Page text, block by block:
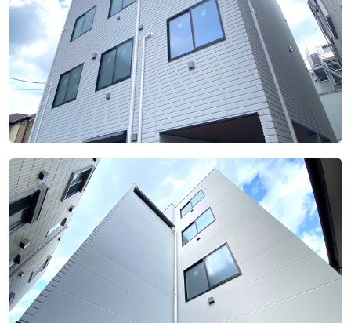
店舗
その他
会社概要
ブログ
お問い合わせ
プライバシーポリシー
アクセス
0120-862-852